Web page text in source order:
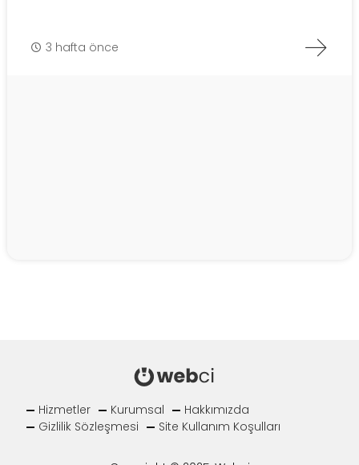
3 hafta önce
Hizmetler Kurumsal
Hakkımızda
Gizlilik Sözleşmesi
Site Kullanım Koşulları